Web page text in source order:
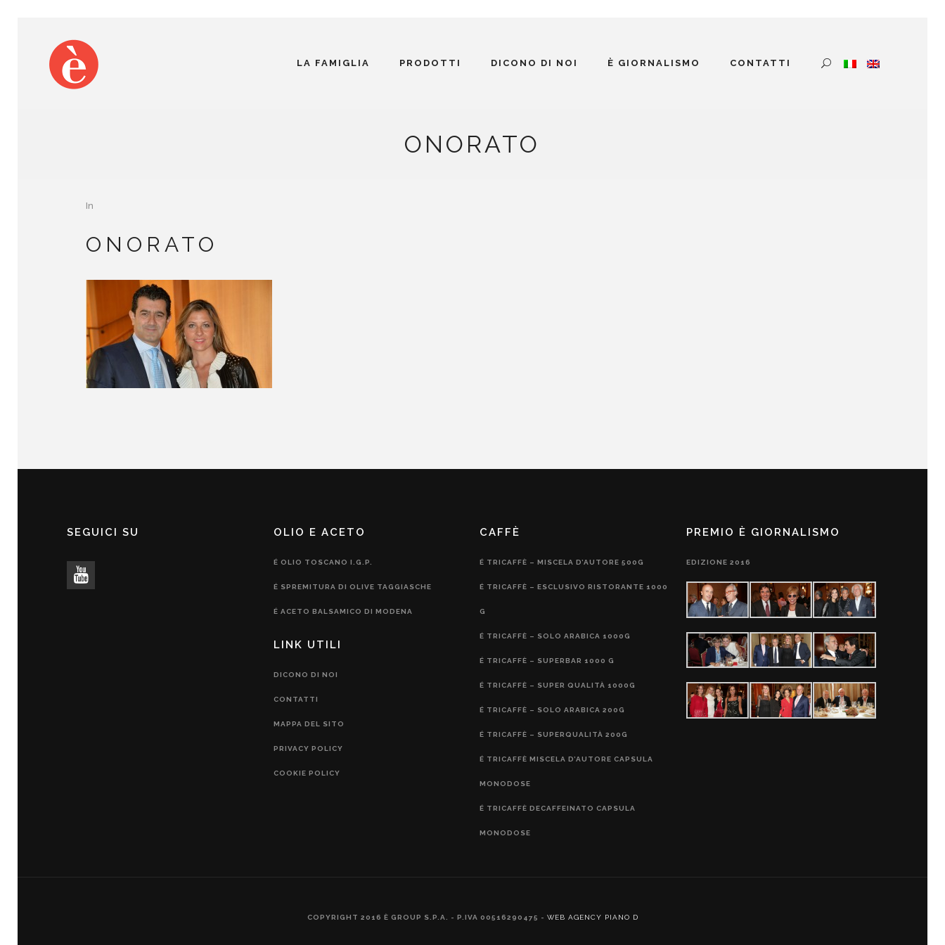
LA FAMIGLIA PRODOTTI DICONO DI NOI È GIORNALISMO CONTATTI
ONORATO
In
ONORATO
SEGUICI SU OLIO E ACETO
É OLIO TOSCANO I.G.P.
É SPREMITURA DI OLIVE TAGGIASCHE
É ACETO BALSAMICO DI MODENA
LINK UTILI
DICONO DI NOI
CONTATTI
MAPPA DEL SITO
PRIVACY POLICY
COOKIE POLICY
CAFFÈ
É TRICAFFÈ – MISCELA D’AUTORE 500G
É TRICAFFÈ – ESCLUSIVO RISTORANTE 1000
G
É TRICAFFÈ – SOLO ARABICA 1000G
É TRICAFFÈ – SUPERBAR 1000 G
É TRICAFFÈ – SUPER QUALITÀ 1000G
É TRICAFFÈ – SOLO ARABICA 200G
É TRICAFFÈ – SUPERQUALITÀ 200G
É TRICAFFÈ MISCELA D’AUTORE CAPSULA
MONODOSE
É TRICAFFÈ DECAFFEINATO CAPSULA
MONODOSE
PREMIO È GIORNALISMO
EDIZIONE 2016
COPYRIGHT 2016 È GROUP S.P.A. - P.IVA 00516290475 - WEB AGENCY PIANO D